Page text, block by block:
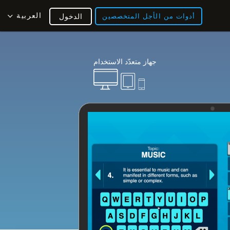
أدوات من الأجل المتخصصين العربية الدخول
جهاز متعدّد الاستخدام